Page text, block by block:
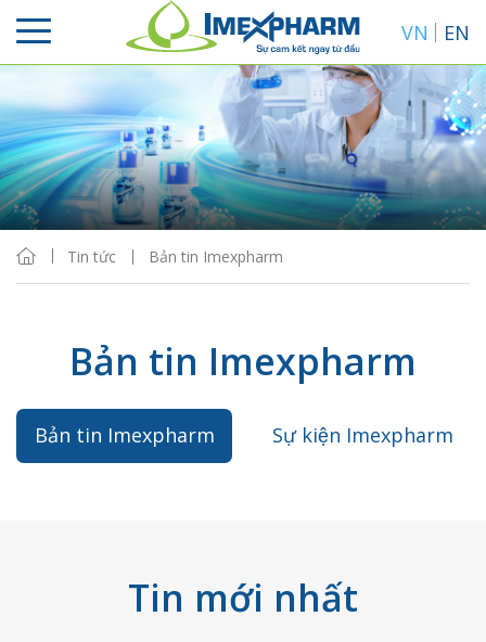
VN EN
Tin tức Bản tin Imexpharm
Bản tin Imexpharm
Bản tin Imexpharm Sự kiện Imexpharm
Tin mới nhất